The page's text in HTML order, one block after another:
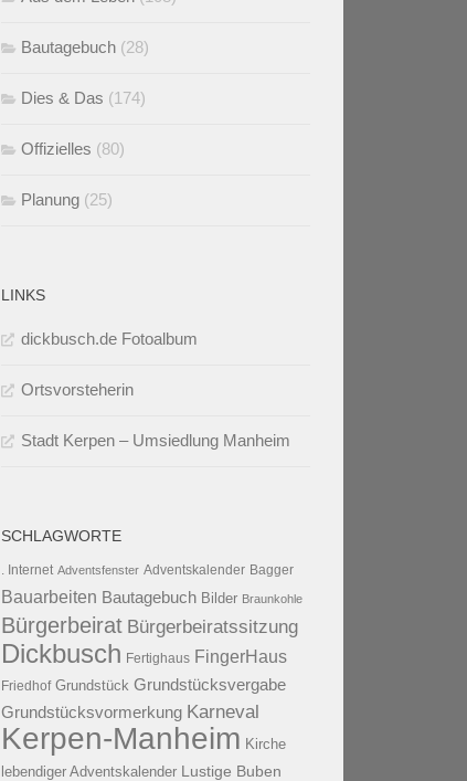
Bautagebuch (28)
Dies & Das (174)
Offizielles (80)
Planung (25)
LINKS
dickbusch.de Fotoalbum
Ortsvorsteherin
Stadt Kerpen – Umsiedlung Manheim
SCHLAGWORTE
. Internet Adventsfenster Adventskalender Bagger
Bauarbeiten Bautagebuch Bilder Braunkohle
Bürgerbeirat Bürgerbeiratssitzung
Dickbusch Fertighaus FingerHaus
Friedhof Grundstück Grundstücksvergabe
Grundstücksvormerkung Karneval
Kerpen-Manheim Kirche
lebendiger Adventskalender Lustige Buben